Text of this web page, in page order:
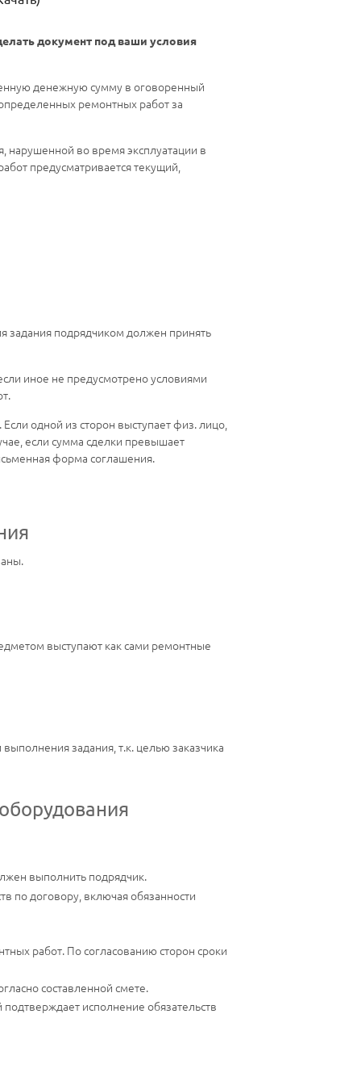
документ под ваши условия
денежную сумму в оговоренный
ремонтных работ за
нарушенной во время эксплуатации в
предусматривается текущий,
задания подрядчиком должен принять
иное не предусмотрено условиями
одной из сторон выступает физ. лицо,
если сумма сделки превышает
форма соглашения.
выступают как сами ремонтные
задания, т.к. целью заказчика
выполнить подрядчик.
по договору, включая обязанности
работ. По согласованию сторон сроки
составленной смете.
исполнение обязательств